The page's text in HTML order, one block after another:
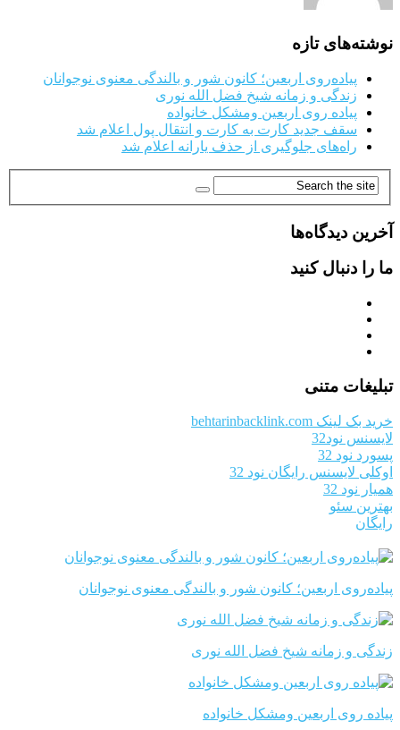
نوشته‌های تازه
پیاده‌روی اربعین؛ کانون شور و بالندگی معنوی نوجوانان
زندگی و زمانه شیخ فضل الله نوری
پیاده روی اربعین ومشکل خانواده
سقف جدید کارت به کارت و انتقال پول اعلام شد
راه‌های جلوگیری از حذف یارانه اعلام شد
آخرین دیدگاه‌ها
ما را دنبال کنید
تبلیغات متنی
خرید بک لینک behtarinbacklink.com
لایسنس نود32
پسورد نود 32
اوکلی لایسنس رایگان نود 32
همیار نود 32
بهترین سئو
رایگان
پیاده‌روی اربعین؛ کانون شور و بالندگی معنوی نوجوانان
زندگی و زمانه شیخ فضل الله نوری
پیاده روی اربعین ومشکل خانواده